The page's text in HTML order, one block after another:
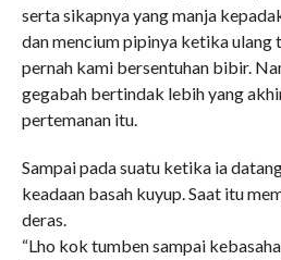
serta sikapnya yang manja
dan mencium pipinya ketika ulang
pernah kami bersentuhan bibir.
gegabah bertindak lebih yang
pertemanan itu.
Sampai pada suatu ketika ia
keadaan basah kuyup. Saat itu
deras.
“Lho kok tumben sampai